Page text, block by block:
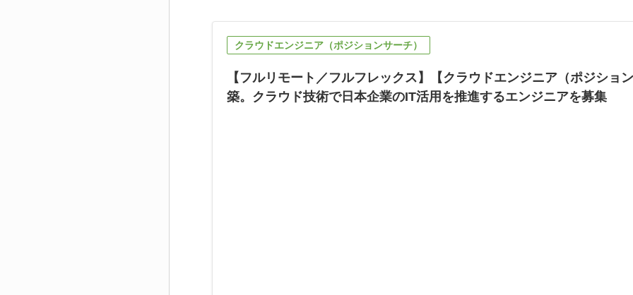
クラウドエンジニア（ポジションサーチ）
【フルリモート／フルフレックス】【クラウドエンジニア（ポジシ
築。クラウド技術で日本企業のIT活用を推進するエンジニアを募集